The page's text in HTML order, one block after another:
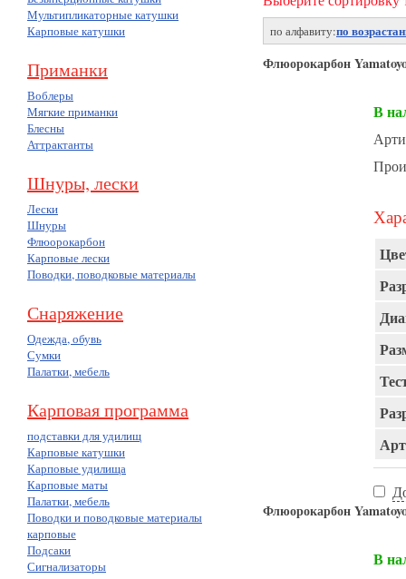
Мультипликаторные катушки
Карповые катушки
Приманки
Воблеры
Мягкие приманки
Блесны
Аттрактанты
Шнуры, лески
Лески
Шнуры
Флюорокарбон
Карповые лески
Поводки, поводковые материалы
Снаряжение
Одежда, обувь
Сумки
Палатки, мебель
Карповая программа
подставки для удилищ
Карповые катушки
Карповые удилища
Карповые маты
Палатки, мебель
Поводки и поводковые материалы
карповые
Подсаки
Сигнализаторы
по алфавиту:по
Флюорокарбон
В
Флюорокарбон
В